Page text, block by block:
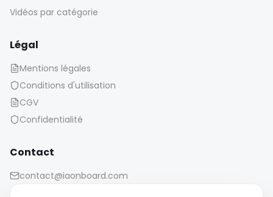
Vidéos par catégorie
Légal
Mentions légales
Conditions d'utilisation
CGV
Confidentialité
Contact
contact@iaonboard.com